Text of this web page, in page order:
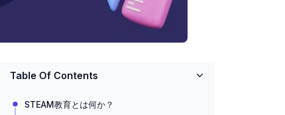
Table Of Contents
STEAM教育とは何か？